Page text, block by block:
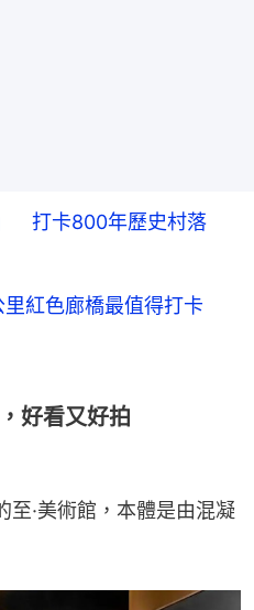
打卡800年歷史村落
里紅色廊橋最值得打卡
好看又好拍
至·美術館，本體是由混凝